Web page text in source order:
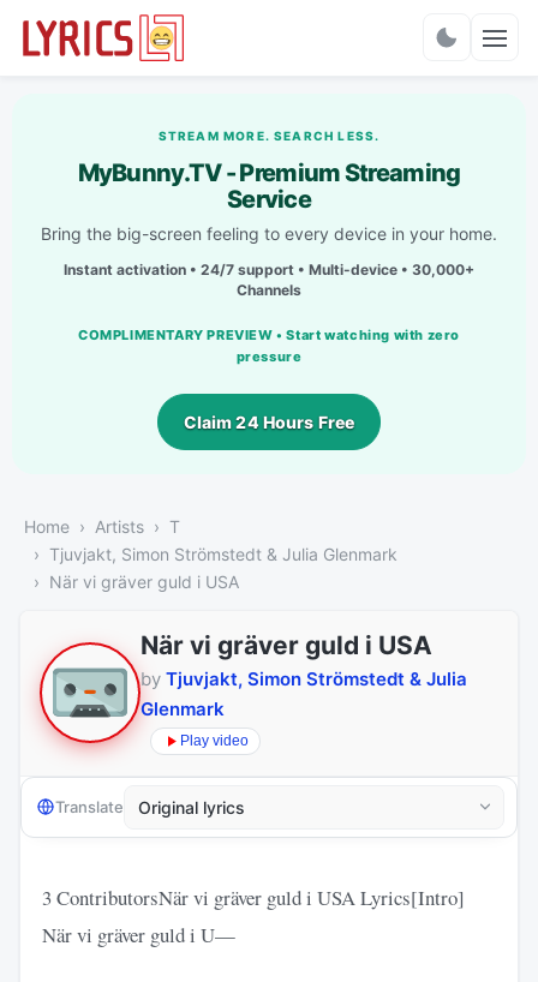
STREAM MORE. SEARCH LESS.
MyBunny.TV - Premium Streaming
Service
Bring the big-screen feeling to every device in your home.
Instant activation • 24/7 support • Multi-device • 30,000+
Channels
COMPLIMENTARY PREVIEW • Start watching with zero
pressure
Claim 24 Hours Free
Home Artists
T
Tjuvjakt, Simon Strömstedt & Julia Glenmark
När vi gräver guld i USA
När vi gräver guld i USA
by Tjuvjakt, Simon Strömstedt & Julia
Glenmark
Play video
Translate
3 ContributorsNär vi gräver guld i USA Lyrics[Intro]
När vi gräver guld i U—